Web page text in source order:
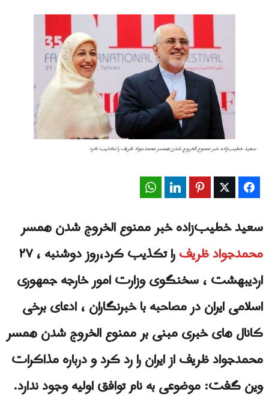
سعید خطیب‌زاده خبر ممنوع الخروج شدن همسر محمدجواد ظریف را تکذیب کرد
Facebook
Twitter
Pinterest
LinkedIn
سعید خطیب‌زاده خبر ممنوع الخروج شدن همسر
محمدجواد ظریف
را تکذیب کرد،روز دوشنبه ، ۲۷
اردیبهشت ، سخنگوی وزارت امور خارجه جمهوری
اسلامی ایران در مصاحبه با خبرنگاران ، ادعای برخی
کانال های خبری مبنی بر ممنوع الخروج شدن همسر
محمدجواد ظریف از ایران را رد کرد و درباره مذاکرات
وین گفت: موضوعی به نام توافق اولیه وجود ندارد.